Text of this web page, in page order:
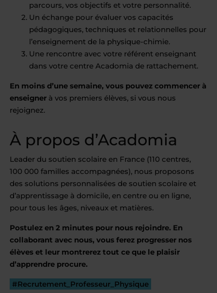
parcours, vos objectifs et votre personnalité.
Un échange pour évaluer vos capacités
pédagogiques, techniques et relationnelles pour
l’enseignement de la physique-chimie.
Une rencontre avec votre référent enseignant
dans votre centre Acadomia de rattachement.
En moins d’une semaine, vous pouvez commencer à
enseigner à vos premiers élèves, si vous nous
rejoignez.
À propos d’Acadomia
Leader du soutien scolaire en France (110 centres,
100 000 familles accompagnées), nous proposons
des solutions personnalisées de soutien scolaire et
d’apprentissage à domicile, en centre ou en ligne,
pour tous les âges, niveaux et matières.
Postulez en 2 minutes pour nous rejoindre. En
collaborant avec nous, vous ferez progresser nos
élèves et leur montrerez tout ce que le plaisir
d’apprendre procure.
#Recrutement_Professeur_Physique